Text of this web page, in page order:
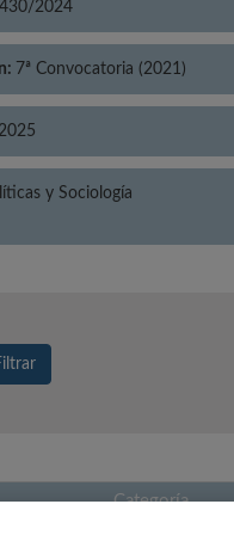
430/2024
7ª Convocatoria (2021)
y Sociología
Categoría